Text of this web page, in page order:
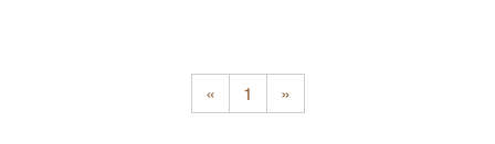
« 1 »